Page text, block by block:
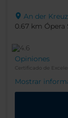
An der
0.67 km Ópera
Opiniones
Certificado de
Mostrar